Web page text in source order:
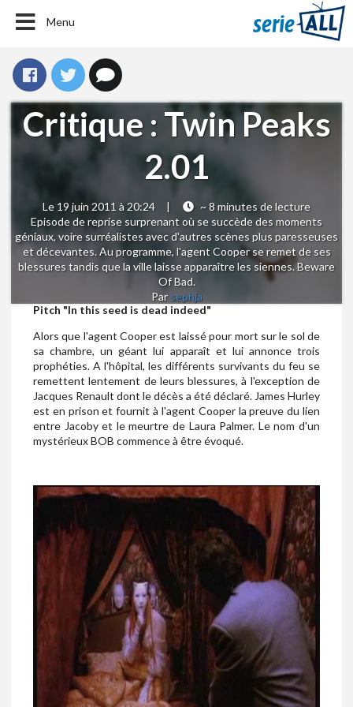
Menu
Critique : Twin Peaks
2.01
Le 19 juin 2011 à 20:24 |
~ 8 minutes de lecture
Episode de reprise surprenant où se succède des moments
géniaux, voire surréalistes avec d'autres scènes plus paresseuses
et décevantes. Au programme, l'agent Cooper se remet de ses
blessures tandis que la ville laisse apparaître les siennes. Beware
Of Bad.
Parsephja
Pitch "In this seed is dead indeed"
Alors que l'agent Cooper est laissé pour mort sur le sol de
sa chambre, un géant lui apparaît et lui annonce trois
prophéties. A l'hôpital, les différents survivants du feu se
remettent lentement de leurs blessures, à l'exception de
Jacques Renault dont le décès a été déclaré. James Hurley
est en prison et fournit à l'agent Cooper la preuve du lien
entre Jacoby et le meurtre de Laura Palmer. Le nom d'un
mystérieux BOB commence à être évoqué.